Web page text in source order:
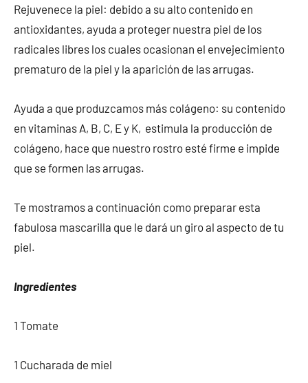
Rejuvenece la piel: debido a su alto contenido en
antioxidantes, ayuda a proteger nuestra piel de los
radicales libres los cuales ocasionan el envejecimiento
prematuro de la piel y la aparición de las arrugas.
Ayuda a que produzcamos más colágeno: su contenido
en vitaminas A, B, C, E y K, estimula la producción de
colágeno, hace que nuestro rostro esté firme e impide
que se formen las arrugas.
Te mostramos a continuación como preparar esta
fabulosa mascarilla que le dará un giro al aspecto de tu
piel.
Ingredientes
1 Tomate
1 Cucharada de miel